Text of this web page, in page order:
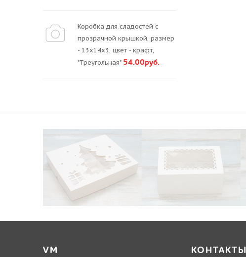
Коробка для сладостей с
прозрачной крышкой, размер
- 13х14х3, цвет - крафт,
"Треугольная" 54.00руб.
VM КОНТАКТЫ